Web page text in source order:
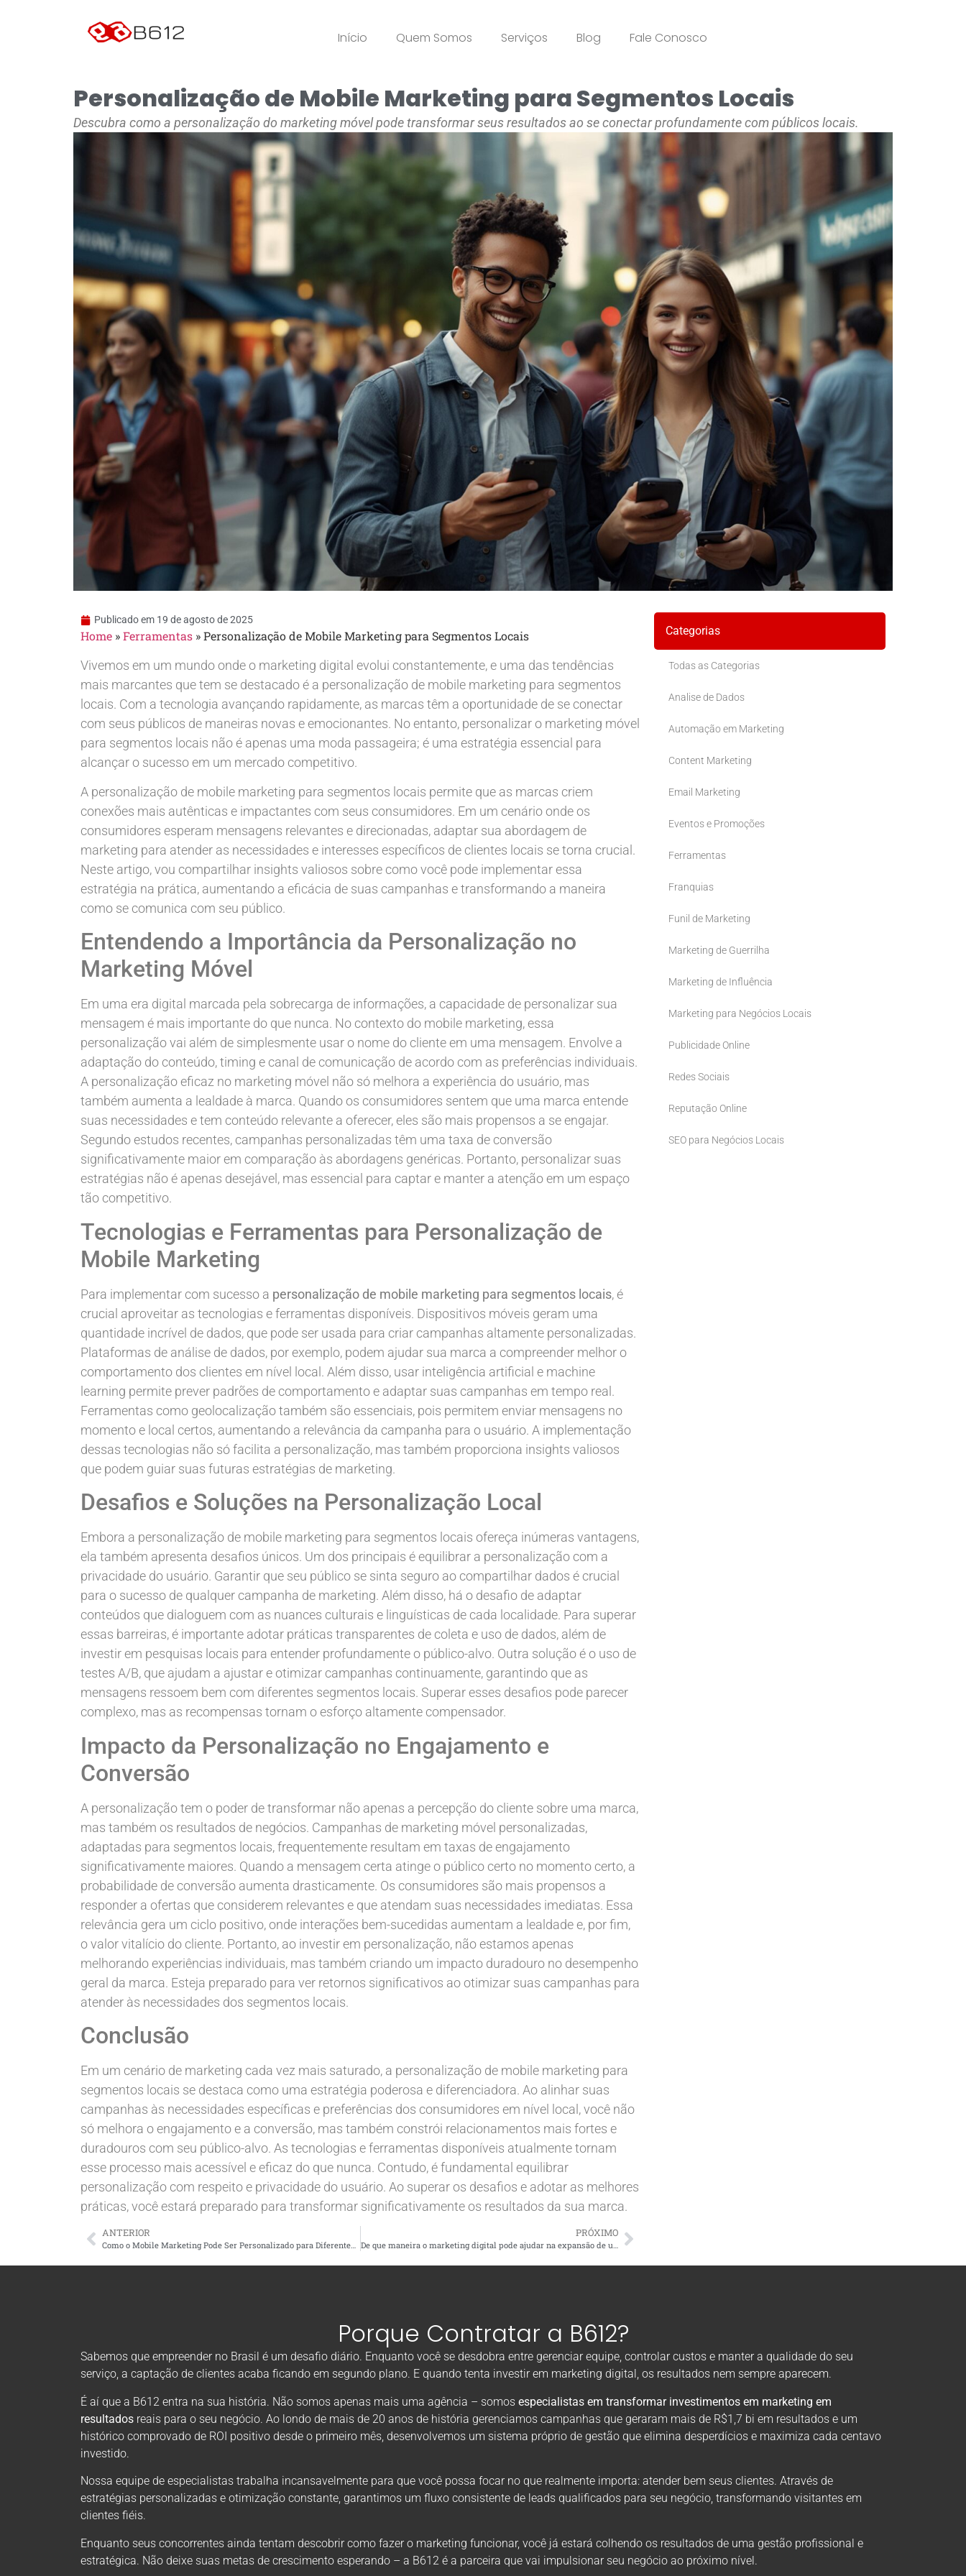
Início Quem Somos Serviços Blog Fale Conosco
Personalização de Mobile Marketing para Segmentos Locais
Descubra como a personalização do marketing móvel pode transformar seus resultados ao se conectar profundamente com públicos locais.
Publicado em 19 de agosto de 2025
Home »Ferramentas »Personalização de Mobile Marketing para Segmentos Locais
Vivemos em um mundo onde o marketing digital evolui constantemente, e uma das tendências
mais marcantes que tem se destacado é a personalização de mobile marketing para segmentos
locais. Com a tecnologia avançando rapidamente, as marcas têm a oportunidade de se conectar
com seus públicos de maneiras novas e emocionantes. No entanto, personalizar o marketing móvel
para segmentos locais não é apenas uma moda passageira; é uma estratégia essencial para
alcançar o sucesso em um mercado competitivo.
A personalização de mobile marketing para segmentos locais permite que as marcas criem
conexões mais autênticas e impactantes com seus consumidores. Em um cenário onde os
consumidores esperam mensagens relevantes e direcionadas, adaptar sua abordagem de
marketing para atender as necessidades e interesses específicos de clientes locais se torna crucial.
Neste artigo, vou compartilhar insights valiosos sobre como você pode implementar essa
estratégia na prática, aumentando a eficácia de suas campanhas e transformando a maneira
como se comunica com seu público.
Entendendo a Importância da Personalização no
Marketing Móvel
Em uma era digital marcada pela sobrecarga de informações, a capacidade de personalizar sua
mensagem é mais importante do que nunca. No contexto do mobile marketing, essa
personalização vai além de simplesmente usar o nome do cliente em uma mensagem. Envolve a
adaptação do conteúdo, timing e canal de comunicação de acordo com as preferências individuais.
A personalização eficaz no marketing móvel não só melhora a experiência do usuário, mas
também aumenta a lealdade à marca. Quando os consumidores sentem que uma marca entende
suas necessidades e tem conteúdo relevante a oferecer, eles são mais propensos a se engajar.
Segundo estudos recentes, campanhas personalizadas têm uma taxa de conversão
significativamente maior em comparação às abordagens genéricas. Portanto, personalizar suas
estratégias não é apenas desejável, mas essencial para captar e manter a atenção em um espaço
tão competitivo.
Tecnologias e Ferramentas para Personalização de
Mobile Marketing
Para implementar com sucesso a personalização de mobile marketing para segmentos locais, é
crucial aproveitar as tecnologias e ferramentas disponíveis. Dispositivos móveis geram uma
quantidade incrível de dados, que pode ser usada para criar campanhas altamente personalizadas.
Plataformas de análise de dados, por exemplo, podem ajudar sua marca a compreender melhor o
comportamento dos clientes em nível local. Além disso, usar inteligência artificial e machine
learning permite prever padrões de comportamento e adaptar suas campanhas em tempo real.
Ferramentas como geolocalização também são essenciais, pois permitem enviar mensagens no
momento e local certos, aumentando a relevância da campanha para o usuário. A implementação
dessas tecnologias não só facilita a personalização, mas também proporciona insights valiosos
que podem guiar suas futuras estratégias de marketing.
Desafios e Soluções na Personalização Local
Embora a personalização de mobile marketing para segmentos locais ofereça inúmeras vantagens,
ela também apresenta desafios únicos. Um dos principais é equilibrar a personalização com a
privacidade do usuário. Garantir que seu público se sinta seguro ao compartilhar dados é crucial
para o sucesso de qualquer campanha de marketing. Além disso, há o desafio de adaptar
conteúdos que dialoguem com as nuances culturais e linguísticas de cada localidade. Para superar
essas barreiras, é importante adotar práticas transparentes de coleta e uso de dados, além de
investir em pesquisas locais para entender profundamente o público-alvo. Outra solução é o uso de
testes A/B, que ajudam a ajustar e otimizar campanhas continuamente, garantindo que as
mensagens ressoem bem com diferentes segmentos locais. Superar esses desafios pode parecer
complexo, mas as recompensas tornam o esforço altamente compensador.
Impacto da Personalização no Engajamento e
Conversão
A personalização tem o poder de transformar não apenas a percepção do cliente sobre uma marca,
mas também os resultados de negócios. Campanhas de marketing móvel personalizadas,
adaptadas para segmentos locais, frequentemente resultam em taxas de engajamento
significativamente maiores. Quando a mensagem certa atinge o público certo no momento certo, a
probabilidade de conversão aumenta drasticamente. Os consumidores são mais propensos a
responder a ofertas que considerem relevantes e que atendam suas necessidades imediatas. Essa
relevância gera um ciclo positivo, onde interações bem-sucedidas aumentam a lealdade e, por fim,
o valor vitalício do cliente. Portanto, ao investir em personalização, não estamos apenas
melhorando experiências individuais, mas também criando um impacto duradouro no desempenho
geral da marca. Esteja preparado para ver retornos significativos ao otimizar suas campanhas para
atender às necessidades dos segmentos locais.
Conclusão
Em um cenário de marketing cada vez mais saturado, a personalização de mobile marketing para
segmentos locais se destaca como uma estratégia poderosa e diferenciadora. Ao alinhar suas
campanhas às necessidades específicas e preferências dos consumidores em nível local, você não
só melhora o engajamento e a conversão, mas também constrói relacionamentos mais fortes e
duradouros com seu público-alvo. As tecnologias e ferramentas disponíveis atualmente tornam
esse processo mais acessível e eficaz do que nunca. Contudo, é fundamental equilibrar
personalização com respeito e privacidade do usuário. Ao superar os desafios e adotar as melhores
práticas, você estará preparado para transformar significativamente os resultados da sua marca.
ANTERIOR
Como o Mobile Marketing Pode Ser Personalizado para Diferentes Segmentos de Clientes Locais?
PRÓXIMO
De que maneira o marketing digital pode ajudar na expansão de um negócio local para novos mercados?
Categorias
Todas as Categorias
Analise de Dados
Automação em Marketing
Content Marketing
Email Marketing
Eventos e Promoções
Ferramentas
Franquias
Funil de Marketing
Marketing de Guerrilha
Marketing de Influência
Marketing para Negócios Locais
Publicidade Online
Redes Sociais
Reputação Online
SEO para Negócios Locais
Porque Contratar a B612?
Sabemos que empreender no Brasil é um desafio diário. Enquanto você se desdobra entre gerenciar equipe, controlar custos e manter a qualidade do seu
serviço, a captação de clientes acaba ficando em segundo plano. E quando tenta investir em marketing digital, os resultados nem sempre aparecem.
É aí que a B612 entra na sua história. Não somos apenas mais uma agência – somos especialistas em transformar investimentos em marketing em
resultados reais para o seu negócio. Ao londo de mais de 20 anos de história gerenciamos campanhas que geraram mais de R$1,7 bi em resultados e um
histórico comprovado de ROI positivo desde o primeiro mês, desenvolvemos um sistema próprio de gestão que elimina desperdícios e maximiza cada centavo
investido.
Nossa equipe de especialistas trabalha incansavelmente para que você possa focar no que realmente importa: atender bem seus clientes. Através de
estratégias personalizadas e otimização constante, garantimos um fluxo consistente de leads qualificados para seu negócio, transformando visitantes em
clientes fiéis.
Enquanto seus concorrentes ainda tentam descobrir como fazer o marketing funcionar, você já estará colhendo os resultados de uma gestão profissional e
estratégica. Não deixe suas metas de crescimento esperando – a B612 é a parceira que vai impulsionar seu negócio ao próximo nível.